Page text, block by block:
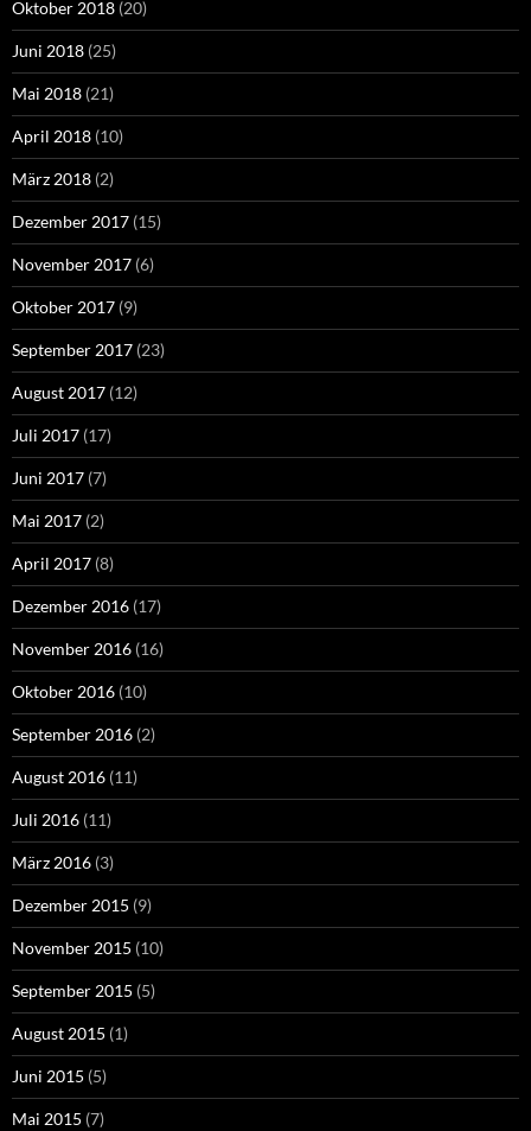
Oktober 2018 (20)
Juni 2018 (25)
Mai 2018 (21)
April 2018 (10)
März 2018 (2)
Dezember 2017 (15)
November 2017 (6)
Oktober 2017 (9)
September 2017 (23)
August 2017 (12)
Juli 2017 (17)
Juni 2017 (7)
Mai 2017 (2)
April 2017 (8)
Dezember 2016 (17)
November 2016 (16)
Oktober 2016 (10)
September 2016 (2)
August 2016 (11)
Juli 2016 (11)
März 2016 (3)
Dezember 2015 (9)
November 2015 (10)
September 2015 (5)
August 2015 (1)
Juni 2015 (5)
Mai 2015 (7)